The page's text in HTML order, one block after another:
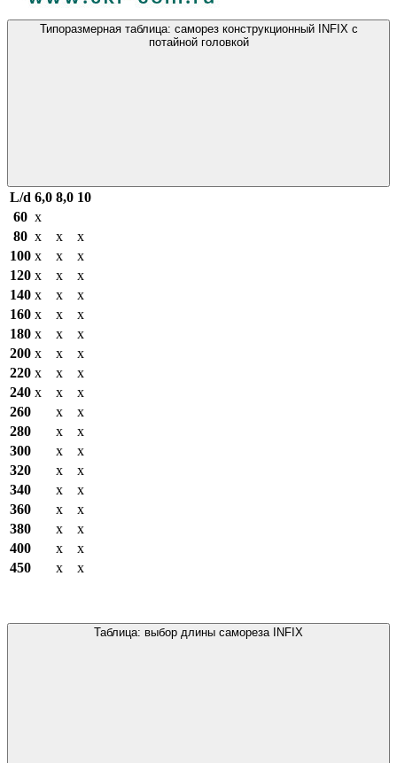
Типоразмерная таблица: саморез конструкционный INFIX с
потайной головкой
L/d 6,0 8,0 10
60 х
80 х х
х
100 x х
х
120 x х
х
140 x х
х
160 x х
х
180 x х
х
200 x х
х
220 x х
х
240 x х
х
260
х
х
280
х
х
300
х
х
320
х
х
340
х
х
360
х
х
380
х
х
400
х
х
450
х х
Таблица: выбор длины самореза INFIX